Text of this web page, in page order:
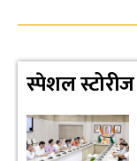
स्पेशल स्टोरीज